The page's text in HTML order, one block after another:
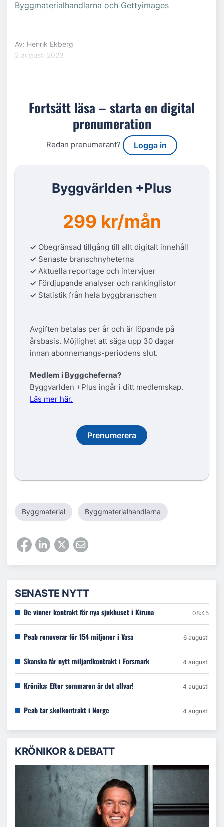
Byggmaterialhandlarna och Gettyimages
Av: Henrik Ekberg
2 augusti 2023
Fortsätt läsa – starta en digital
prenumeration
Redan prenumerant? Logga in
Byggvärlden +Plus
299 kr/mån
✓ Obegränsad tillgång till allt digitalt innehåll
✓ Senaste branschnyheterna
✓ Aktuella reportage och intervjuer
✓ Fördjupande analyser och rankinglistor
✓ Statistik från hela byggbranschen
Avgiften betalas per år och är löpande på
årsbasis. Möjlighet att säga upp 30 dagar
innan abonnemangs-periodens slut.
Medlem i Byggcheferna?
Byggvarlden +Plus ingår i ditt medlemskap.
Läs mer här.
Prenumerera
Byggmaterial Byggmaterialhandlarna
SENASTE NYTT
De vinner kontrakt för nya sjukhuset i Kiruna 08:45
Peab renoverar för 154 miljoner i Vasa 6 augusti
Skanska får nytt miljardkontrakt i Forsmark 4 augusti
Krönika: Efter sommaren är det allvar! 4 augusti
Peab tar skolkontrakt i Norge 4 augusti
KRÖNIKOR & DEBATT